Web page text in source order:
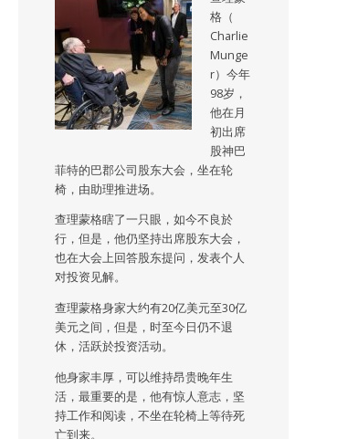
格（
Charlie
Munge
r）今年
98岁，
他在月
初出席
股神巴
菲特的巴郡公司股东大会，坐在轮
椅，由助理推进场。
查理蒙格瞎了一只眼，如今不良於
行，但是，他仍坚持出席股东大会，
也在大会上回答股东提问，发表个人
对投资见解。
查理蒙格身家大约有20亿美元至30亿
美元之间，但是，时至今日仍不退
休，活跃於投资活动。
他身家丰厚，可以维持昂贵晚年生
活，最重要的是，他有惊人意志，坚
持工作和阅读，不坐在轮椅上等待死
亡到来。